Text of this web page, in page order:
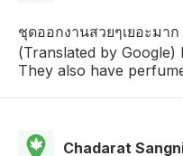
ชุดออกงานสวยๆเยอะมา
(Translated by
They also have
Chadarat